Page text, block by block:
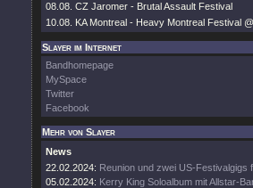
08.08. CZ Jaromer - Brutal Assault Festival
10.08. KA Montreal - Heavy Montreal Festival
Slayer im Internet
Bandhomepage
MySpace
Twitter
Facebook
Mehr von Slayer
News
22.02.2024: Reunion und zwei US-Festivalgigs
05.02.2024: Kerry King Soloalbum mit Allstar-